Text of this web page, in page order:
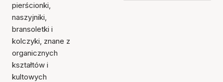
pierścionki,
naszyjniki,
bransoletki i
kolczyki, znane z
organicznych
kształtów i
kultowych